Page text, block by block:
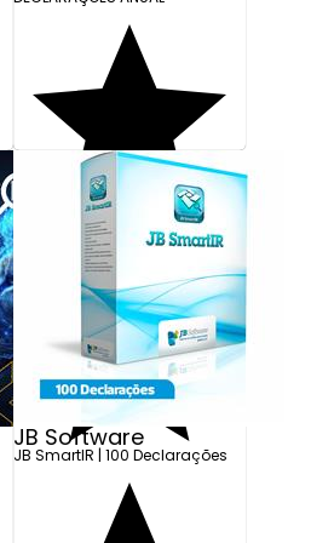
JB Software
JB SmartIR | 100 Declarações